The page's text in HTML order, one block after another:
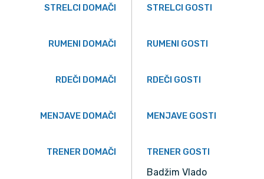
STRELCI DOMAČI STRELCI GOSTI
RUMENI DOMAČI RUMENI GOSTI
RDEČI DOMAČI RDEČI GOSTI
MENJAVE DOMAČI MENJAVE GOSTI
TRENER DOMAČI TRENER GOSTI
Badžim Vlado